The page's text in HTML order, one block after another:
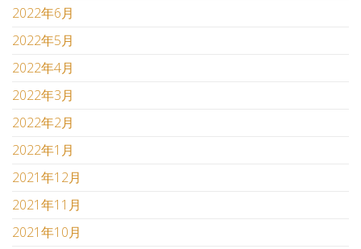
2022年6月
2022年5月
2022年4月
2022年3月
2022年2月
2022年1月
2021年12月
2021年11月
2021年10月